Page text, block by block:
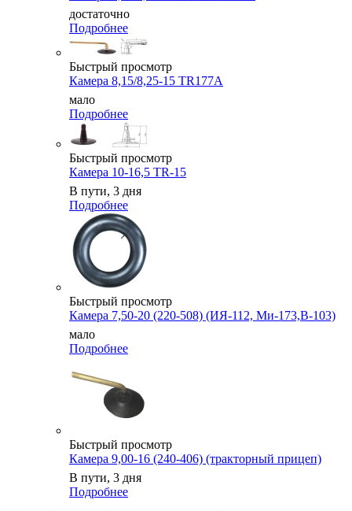
достаточно
Подробнее
Быстрый просмотр
Камера 8,15/8,25-15 TR177A
мало
Подробнее
Быстрый просмотр
Камера 10-16,5 TR-15
В пути, 3 дня
Подробнее
Быстрый просмотр
Камера 7,50-20 (220-508) (ИЯ-112, Ми-173,В-103)
мало
Подробнее
Быстрый просмотр
Камера 9,00-16 (240-406) (тракторный прицеп)
В пути, 3 дня
Подробнее